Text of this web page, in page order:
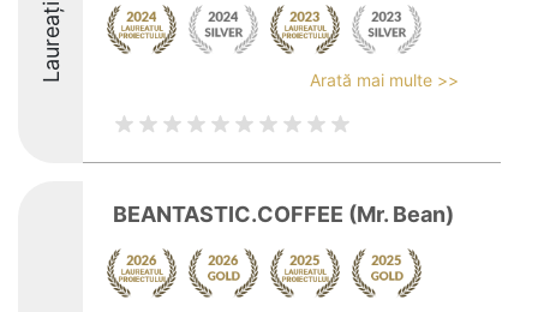
Laureați Arată mai multe >>
BEANTASTIC.COFFEE (Mr. Bean)